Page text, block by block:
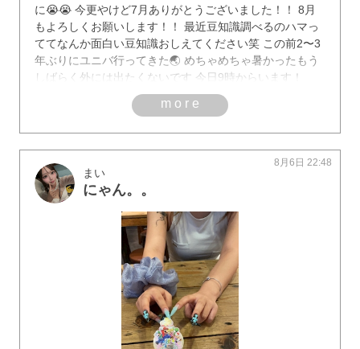
に😭😭 今更やけど7月ありがとうございました！！ 8月
もよろしくお願いします！！ 最近豆知識調べるのハマっ
ててなんか面白い豆知識おしえてください笑 この前2〜3
年ぶりにユニバ行ってきた🌏 めちゃめちゃ暑かったもう
しばらく外には出たくないです 今日9時からいます！
more
まい
にゃん。。
8月6日 22:48